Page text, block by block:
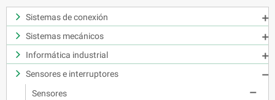
Sistemas de conexión

Sistemas mecánicos

Informática industrial

Sensores e interruptores

Sensores
